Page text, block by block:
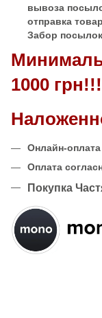
вывоза
отправка
Забор
1000 грн!!!
Онлайн-
Оплата
Покупка